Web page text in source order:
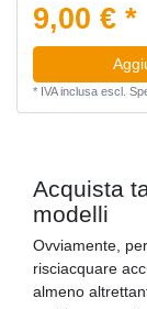
9,00 € *
* IVA inclusaescl.
Acquista
modelli
Ovviamente,
risciacquare
almeno